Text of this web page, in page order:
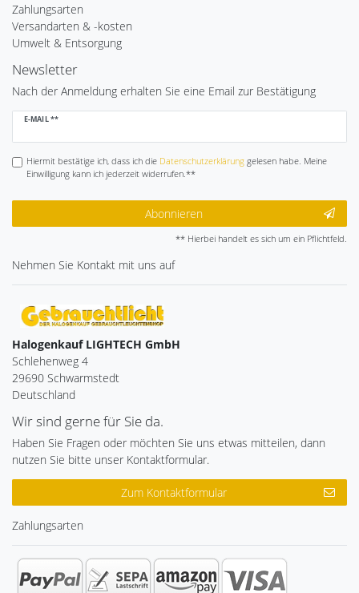
Zahlungsarten
Versandarten & -kosten
Umwelt & Entsorgung
Newsletter
Nach der Anmeldung erhalten Sie eine Email zur Bestätigung
E-MAIL **
Newsletter
Hiermit bestätige ich, dass ich die Daten­schutz­erklärunggelesen habe. Meine
Einwilligung kann ich jederzeit widerrufen.**
Abonnieren
** Hierbei handelt es sich um ein Pflichtfeld.
Nehmen Sie Kontakt mit uns auf
Halogenkauf LIGHTECH GmbH
Schlehenweg 4
29690 Schwarmstedt
Deutschland
Wir sind gerne für Sie da.
Haben Sie Fragen oder möchten Sie uns etwas mitteilen, dann
nutzen Sie bitte unser Kontaktformular.
Zum Kontaktformular
Zahlungsarten